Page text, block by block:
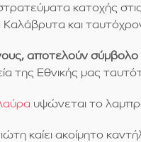
κατοχής
και
αποτελούν
της Εθνικής μας
υψώνεται το
καίει ακοίμητο